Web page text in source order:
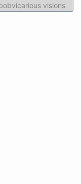
visions